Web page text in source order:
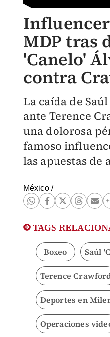
MDP tras
'Canelo'
contra
La caída de
ante Terence
una dolorosa
famoso
las apuestas de
México/
TAGS
Boxeo Saúl
Terence
Deportes en
Operaciones